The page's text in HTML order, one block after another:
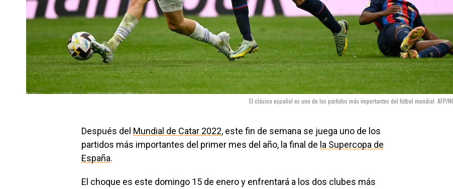
El clásico español es uno de los partidos más importantes del fútbol mundial. AFP/NI
Después del Mundial de Catar 2022, este fin de semana se juega uno de los
partidos más importantes del primer mes del año, la final de la Supercopa de
España.
El choque es este domingo 15 de enero y enfrentará a los dos clubes más